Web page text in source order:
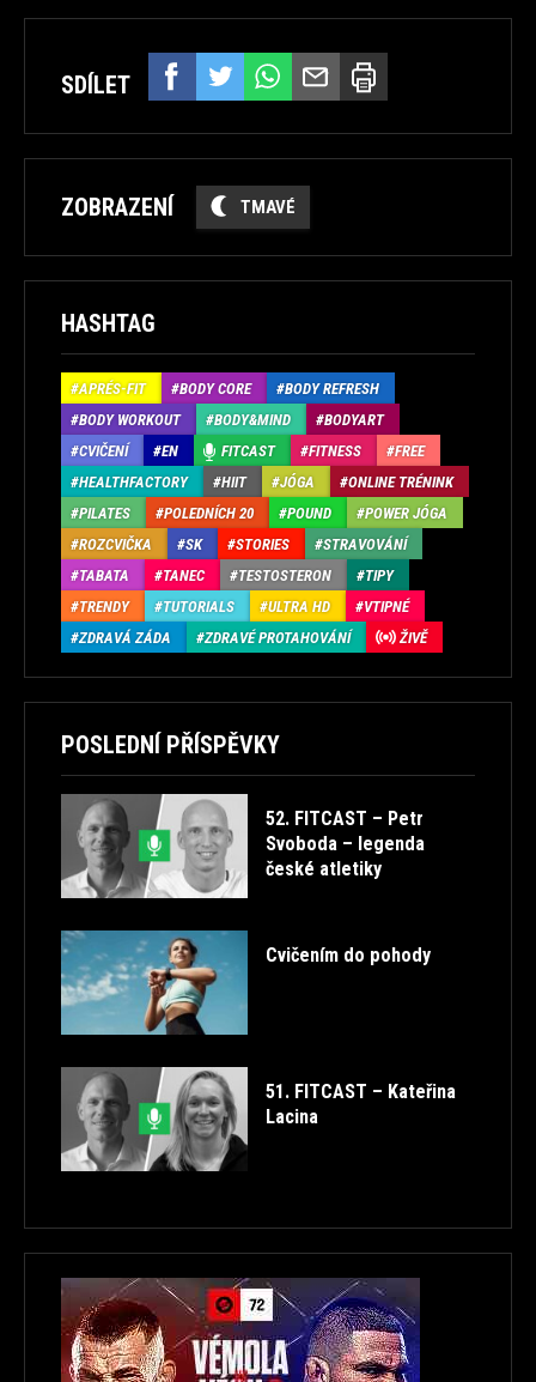
SDÍLET
ZOBRAZENÍ TMAVÉ
HASHTAG
APRÉS-FIT BODY CORE
BODY REFRESH
BODY WORKOUT
BODY&MIND
BODYART
CVIČENÍ
EN FITCAST FITNESS
FREE
HEALTHFACTORY
HIIT JÓGA
ONLINE TRÉNINK
PILATES
POLEDNÍCH 20 POUND
POWER JÓGA
ROZCVIČKA
SK STORIES
STRAVOVÁNÍ
TABATA
TANEC TESTOSTERON
TIPY
TRENDY
TUTORIALS ULTRA HD
VTIPNÉ
ZDRAVÁ ZÁDA
ZDRAVÉ PROTAHOVÁNÍ ŽIVĚ
POSLEDNÍ PŘÍSPĚVKY
52. FITCAST – Petr
Svoboda – legenda
české atletiky
Cvičením do pohody
51. FITCAST – Kateřina
Lacina